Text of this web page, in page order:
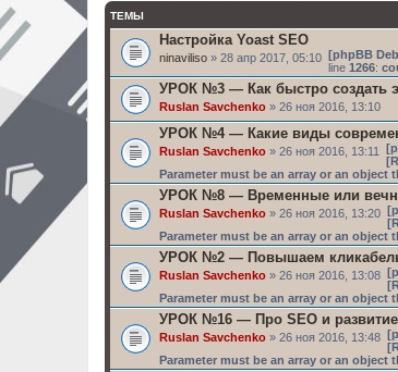
ТЕМЫ
Настройка Yoast SEO
ninaviliso » 28 апр 2017, 05:10 [phpBB
line 1266:
УРОК №3 — Как быстро создать
Ruslan Savchenko » 26 ноя 2016, 13:10
УРОК №4 — Какие виды
Ruslan Savchenko » 26 ноя 2016, 13:11
Parameter must be an array or an object
УРОК №8 — Временные или
Ruslan Savchenko » 26 ноя 2016, 13:20
Parameter must be an array or an object
УРОК №2 — Повышаем
Ruslan Savchenko » 26 ноя 2016, 13:08
Parameter must be an array or an object
УРОК №16 — Про SEO и развитие
Ruslan Savchenko » 26 ноя 2016, 13:48
Parameter must be an array or an object